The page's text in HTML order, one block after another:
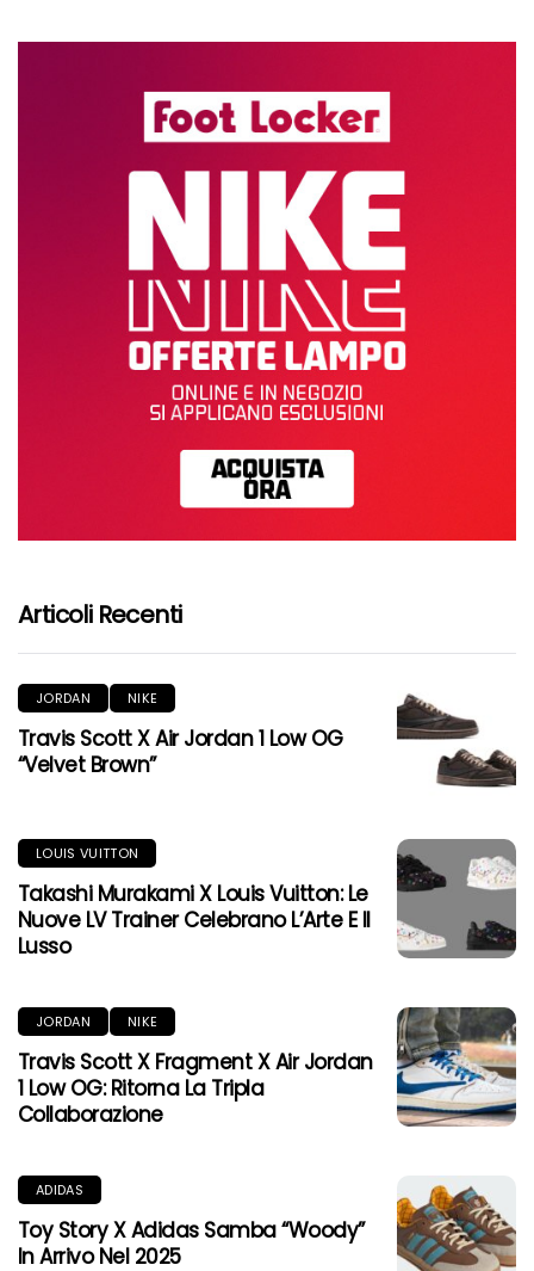
Articoli Recenti
JORDAN NIKE
Travis Scott X Air Jordan 1 Low OG
“Velvet Brown”
LOUIS VUITTON
Takashi Murakami X Louis Vuitton: Le
Nuove LV Trainer Celebrano L’Arte E Il
Lusso
JORDAN NIKE
Travis Scott X Fragment X Air Jordan
1 Low OG: Ritorna La Tripla
Collaborazione
ADIDAS
Toy Story X Adidas Samba “Woody”
In Arrivo Nel 2025